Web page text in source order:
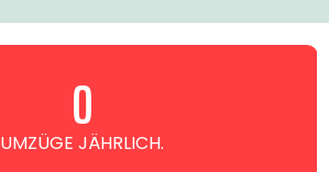
UMZÜGE JÄHRLICH.
0